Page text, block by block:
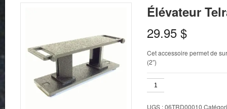
Élévateur
29.95 $
Cet accessoire permet de
(2″)
quantité
de
UGS :06TRD00010